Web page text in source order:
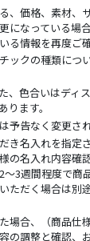
、価格、素材、
になっている場
る情報を再度ご
ックの種類につ
、色合いはディ
ます。
予告なく変更さ
き名入れを指定
の名入れ内容確
3週間程度で商
ただく場合は別
場合、（商品仕
の調整と確認、